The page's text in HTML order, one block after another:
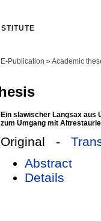
E-Publication > Academic
Ein slawischer Langsax aus
zum Umgang mit
Original -
Abstract
Details